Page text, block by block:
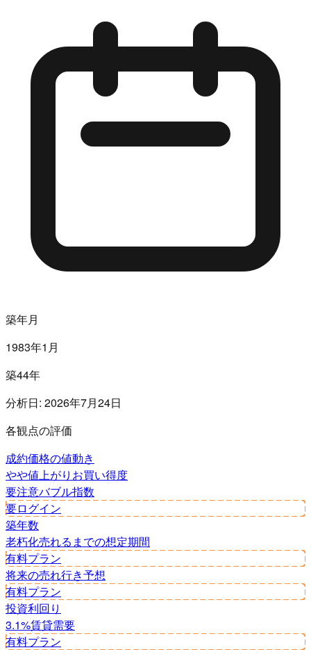
築年月
1983年1月
築44年
分析日: 2026年7月24日
各観点の評価
成約価格の値動き
やや値上がり お買い得度
要注意バブル指数
要ログイン
築年数
老朽化売れるまでの想定期間
有料プラン
将来の売れ行き予想
有料プラン
投資利回り
3.1%賃貸需要
有料プラン